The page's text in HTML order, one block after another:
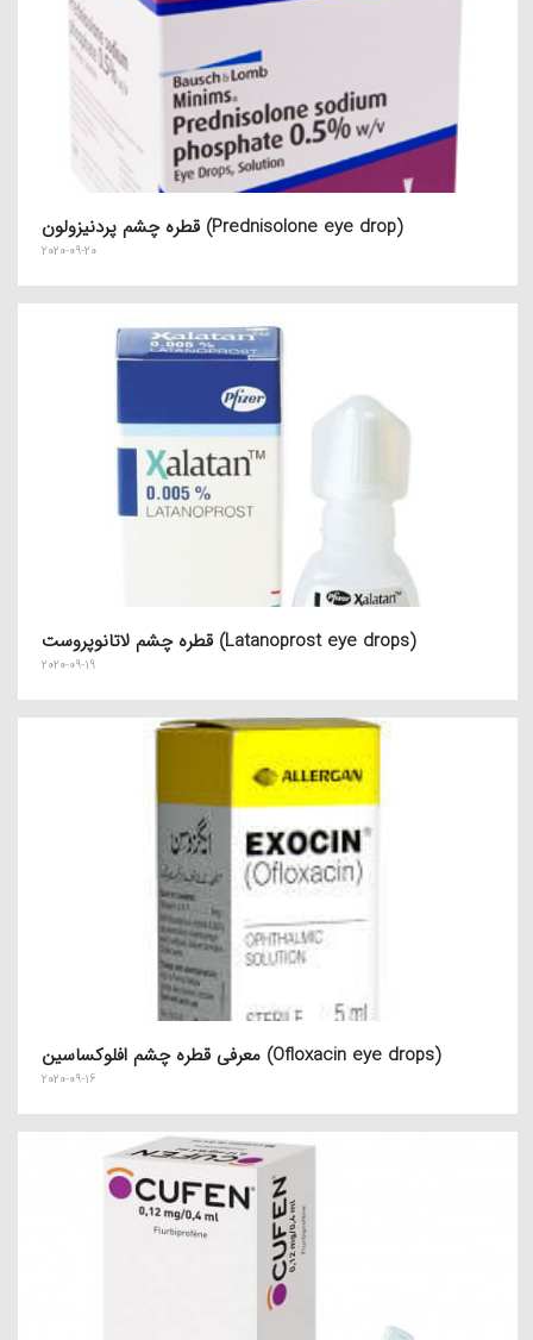
قطره چشم پردنیزولون (Prednisolone eye drop)
2020-09-20
قطره چشم لاتانوپروست (Latanoprost eye drops)
2020-09-19
معرفی قطره چشم افلوکساسین (Ofloxacin eye drops)
2020-09-16